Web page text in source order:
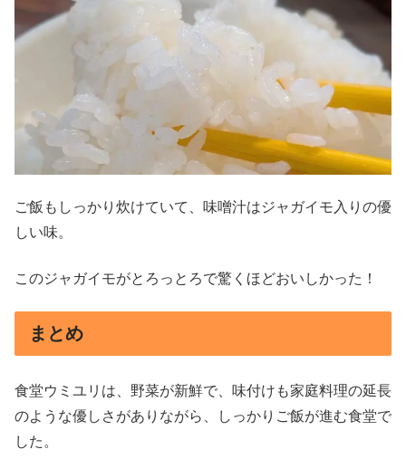
ご飯もしっかり炊けていて、味噌汁はジャガイモ入りの優
しい味。
このジャガイモがとろっとろで驚くほどおいしかった！
まとめ
食堂ウミユリは、野菜が新鮮で、味付けも家庭料理の延長
のような優しさがありながら、しっかりご飯が進む食堂で
した。